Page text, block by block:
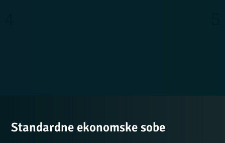
Standardne ekonomske sobe